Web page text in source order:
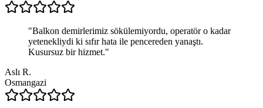
"Balkon demirlerimiz sökülemiyordu, operatör o kadar
yetenekliydi ki sıfır hata ile pencereden yanaştı.
Kusursuz bir hizmet."
Aslı R.
Osmangazi